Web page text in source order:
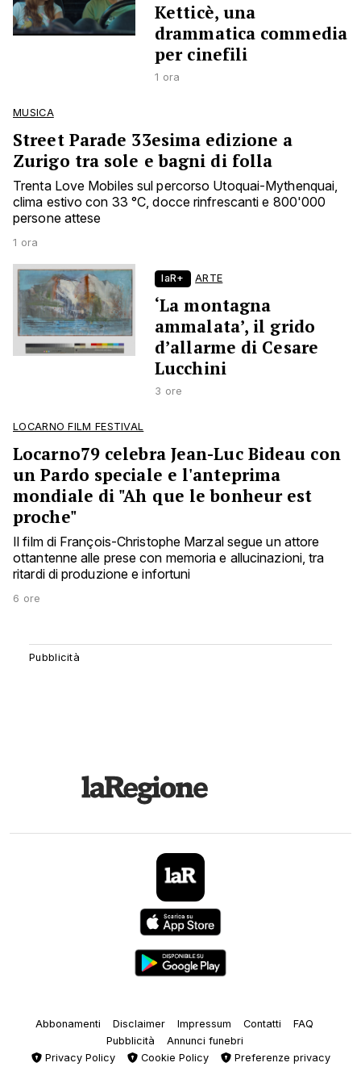
Ketticè, una
drammatica commedia
per cinefili
1 ora
MUSICA
Street Parade 33esima edizione a
Zurigo tra sole e bagni di folla
Trenta Love Mobiles sul percorso Utoquai-Mythenquai,
clima estivo con 33 °C, docce rinfrescanti e 800'000
persone attese
1 ora
laR+ ARTE
‘La montagna
ammalata’, il grido
d’allarme di Cesare
Lucchini
3 ore
LOCARNO FILM FESTIVAL
Locarno79 celebra Jean-Luc Bideau con
un Pardo speciale e l'anteprima
mondiale di "Ah que le bonheur est
proche"
Il film di François-Christophe Marzal segue un attore
ottantenne alle prese con memoria e allucinazioni, tra
ritardi di produzione e infortuni
6 ore
Abbonamenti Disclaimer Impressum Contatti
FAQ
Pubblicità
Annunci funebri
Privacy Policy
Cookie Policy Preferenze privacy